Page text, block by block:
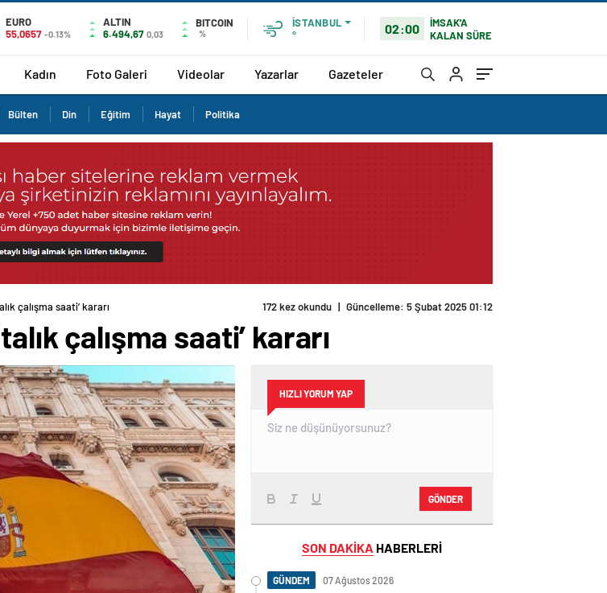
EURO
55,0657 -0.13%
ALTIN
6.494,67 0,03
BITCOIN
%
İSTANBUL
°
02:00
İMSAK'A
KALAN SÜRE
Kadın Foto Galeri Videolar Yazarlar Gazeteler
Bülten Din Eğitim Hayat Politika
çalışma saati’ kararı
çalışma saati’ kararı
HIZLI YORUM YAP
GÖNDER
SON DAKİKA HABERLERİ
GÜNDEM 07 Ağustos 2026